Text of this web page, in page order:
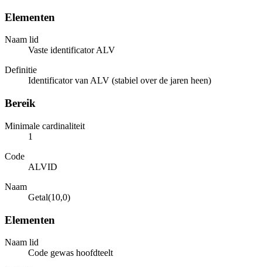
Elementen
Naam lid
Vaste identificator ALV
Definitie
Identificator van ALV (stabiel over de jaren heen)
Bereik
Minimale cardinaliteit
1
Code
ALVID
Naam
Getal(10,0)
Elementen
Naam lid
Code gewas hoofdteelt